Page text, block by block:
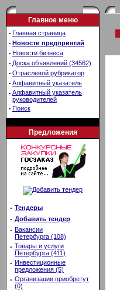
Главное меню
· Главная страница
· Новости предприятий
· Новости бизнеса
· Доска объявлений (34562)
· Отраслевой рубрикатор
· Алфавитный указатель
· Алфавитный указатель
руководителей
· Поиск
Предложения
· Тендеры
· Добавить тендер
· Вакансии
Петербурга (108)
· Товары и услуги
Петербурга (411)
· Инвестиционные
предложения (5)
· Организации приобретут
(0)